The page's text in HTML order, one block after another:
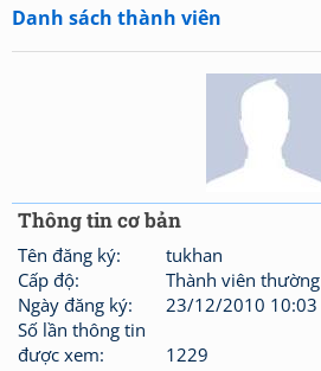
Danh sách thành viên
Thông tin cơ bản
Tên đăng ký:
tukhan
Cấp độ:
Thành viên thường
Ngày đăng ký:
23/12/2010 10:03
Số lần thông tin
được xem:
1229